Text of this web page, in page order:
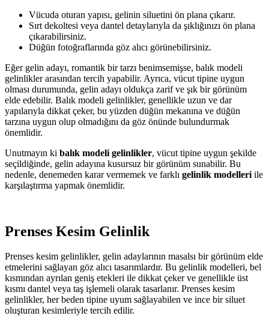
Vücuda oturan yapısı, gelinin siluetini ön plana çıkarır.
Sırt dekoltesi veya dantel detaylarıyla da şıklığınızı ön plana
çıkarabilirsiniz.
Düğün fotoğraflarında göz alıcı görünebilirsiniz.
Eğer gelin adayı, romantik bir tarzı benimsemişse, balık modeli
gelinlikler arasından tercih yapabilir. Ayrıca, vücut tipine uygun
olması durumunda, gelin adayı oldukça zarif ve şık bir görünüm
elde edebilir. Balık modeli gelinlikler, genellikle uzun ve dar
yapılarıyla dikkat çeker, bu yüzden düğün mekanına ve düğün
tarzına uygun olup olmadığını da göz önünde bulundurmak
önemlidir.
Unutmayın ki balık modeli gelinlikler, vücut tipine uygun şekilde
seçildiğinde, gelin adayına kusursuz bir görünüm sunabilir. Bu
nedenle, denemeden karar vermemek ve farklı gelinlik modelleri ile
karşılaştırma yapmak önemlidir.
Prenses Kesim Gelinlik
Prenses kesim gelinlikler, gelin adaylarının masalsı bir görünüm elde
etmelerini sağlayan göz alıcı tasarımlardır. Bu gelinlik modelleri, bel
kısmından ayrılan geniş etekleri ile dikkat çeker ve genellikle üst
kısmı dantel veya taş işlemeli olarak tasarlanır. Prenses kesim
gelinlikler, her beden tipine uyum sağlayabilen ve ince bir siluet
oluşturan kesimleriyle tercih edilir.